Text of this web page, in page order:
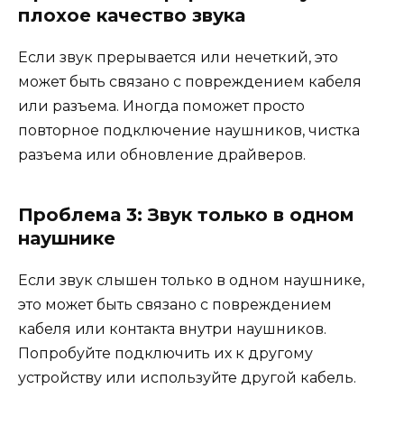
плохое качество звука
Если звук прерывается или нечеткий, это
может быть связано с повреждением кабеля
или разъема. Иногда поможет просто
повторное подключение наушников, чистка
разъема или обновление драйверов.
Проблема 3: Звук только в одном
наушнике
Если звук слышен только в одном наушнике,
это может быть связано с повреждением
кабеля или контакта внутри наушников.
Попробуйте подключить их к другому
устройству или используйте другой кабель.